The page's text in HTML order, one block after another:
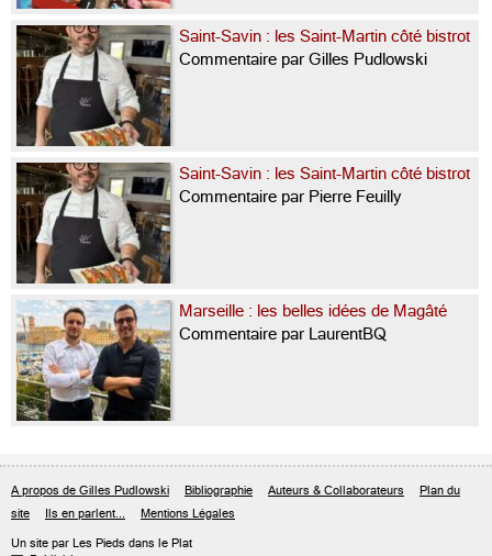
Saint-Savin : les Saint-Martin côté bistrot
Commentaire par Gilles Pudlowski
Saint-Savin : les Saint-Martin côté bistrot
Commentaire par Pierre Feuilly
Marseille : les belles idées de Magâté
Commentaire par LaurentBQ
A propos de Gilles Pudlowski Bibliographie Auteurs & Collaborateurs
Plan du
site
Ils en parlent... Mentions Légales
Un site par Les Pieds dans le Plat